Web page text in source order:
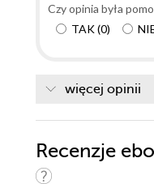
którym jest napisana
takie zastosowanie,
Podsumowując,
ją każdemu.
Czy opinia była
TAK(0)
więcej opinii
Recenzje